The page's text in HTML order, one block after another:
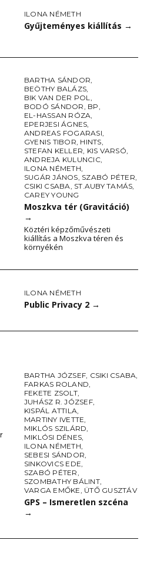
ILONA NÉMETH
Gyűjteményes kiállítás →
BARTHA SÁNDOR,
BEÖTHY BALÁZS,
BIK VAN DER POL,
BODÓ SÁNDOR, BP,
EL-HASSAN RÓZA,
EPERJESI ÁGNES,
ANDREAS FOGARASI,
GYENIS TIBOR, HINTS,
STEFAN KELLER, KIS VARSÓ,
ANDREJA KULUNCIC,
ILONA NÉMETH,
SUGÁR JÁNOS, SZABÓ PÉTER,
CSIKI CSABA, ST.AUBY TAMÁS,
CAREY YOUNG
Moszkva tér (Gravitáció)
→
Köztéri képzőművészeti
kiállítás a Moszkva téren és
környékén
ILONA NÉMETH
Public Privacy 2 →
BARTHA JÓZSEF, CSIKI CSABA,
FARKAS ROLAND,
FEKETE ZSOLT,
JUHÁSZ R. JÓZSEF,
KISPÁL ATTILA,
MARTINY IVETTE,
MIKLÓS SZILÁRD,
MIKLÓSI DÉNES,
ILONA NÉMETH,
SEBESI SÁNDOR,
SINKOVICS EDE,
SZABÓ PÉTER,
SZOMBATHY BÁLINT,
VARGA EMŐKE, ÜTŐ GUSZTÁV
GPS – Ismeretlen szcéna
→